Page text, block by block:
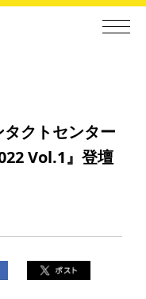
クトセンター
Vol.1』登壇